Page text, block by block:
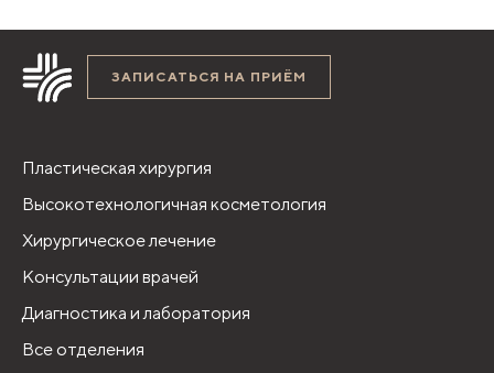
ЗАПИСАТЬСЯ НА ПРИЁМ
Пластическая хирургия
Высокотехнологичная косметология
Хирургическое лечение
Консультации врачей
Диагностика и лаборатория
Все отделения